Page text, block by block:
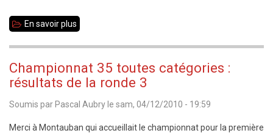
En savoir plus
toutes
:
appariements
Championnat 35 toutes catégories :
résultats de la ronde 3
Soumis par Pascal Aubry le sam, 04/12/2010 - 19:59
Merci à Montauban qui accueillait le championnat pour la première